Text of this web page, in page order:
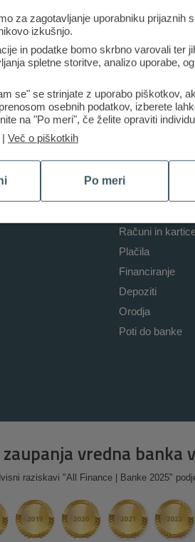
v
centru
Poslovno
Računi in
Plačila
Financiranje
Depoziti
Orodja
Poti do banke
vredna banka
raziskavi "All Finance | Banke 2025"
za zagotavljanje uporabniku prijaznih
izkušnjo.
in podatke bomo skrbno varovali ter
spletne storitve, analizo uporabe,
se" se strinjate z uporabo piškotkov,
osebnih podatkov, izberete
na "Po meri", če želite opraviti
| Več o piškotkih
Po meri